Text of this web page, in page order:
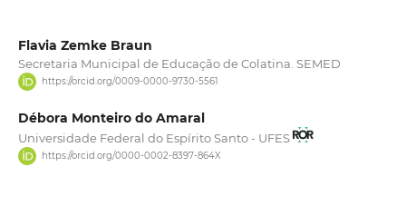
Flavia Zemke Braun
Secretaria Municipal de Educação de Colatina. SEMED
https://orcid.org/0009-0000-9730-5561
Débora Monteiro do Amaral
Universidade Federal do Espírito Santo - UFES
https://orcid.org/0000-0002-8397-864X